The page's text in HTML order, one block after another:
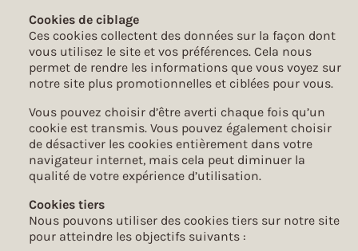
Cookies de ciblage
Ces cookies collectent des données sur la façon dont
vous utilisez le site et vos préférences. Cela nous
permet de rendre les informations que vous voyez sur
notre site plus promotionnelles et ciblées pour vous.
Vous pouvez choisir d’être averti chaque fois qu’un
cookie est transmis. Vous pouvez également choisir
de désactiver les cookies entièrement dans votre
navigateur internet, mais cela peut diminuer la
qualité de votre expérience d’utilisation.
Cookies tiers
Nous pouvons utiliser des cookies tiers sur notre site
pour atteindre les objectifs suivants :